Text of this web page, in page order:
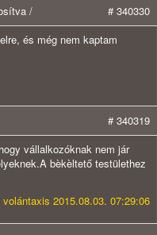
/
# 340330
és még nem kaptam
# 340319
vállalkozóknak nem jár
bèkèltető testülethez
volántaxis 2015.08.03. 07:29:06